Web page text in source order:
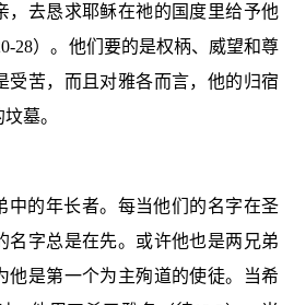
，去恳求耶稣在祂的国度里给予他
28）。他们要的是权柄、威望和尊
受苦，而且对雅各而言，他的归宿
墓。
中的年长者。每当他们的名字在圣
名字总是在先。或许他也是两兄弟
他是第一个为主殉道的使徒。当希